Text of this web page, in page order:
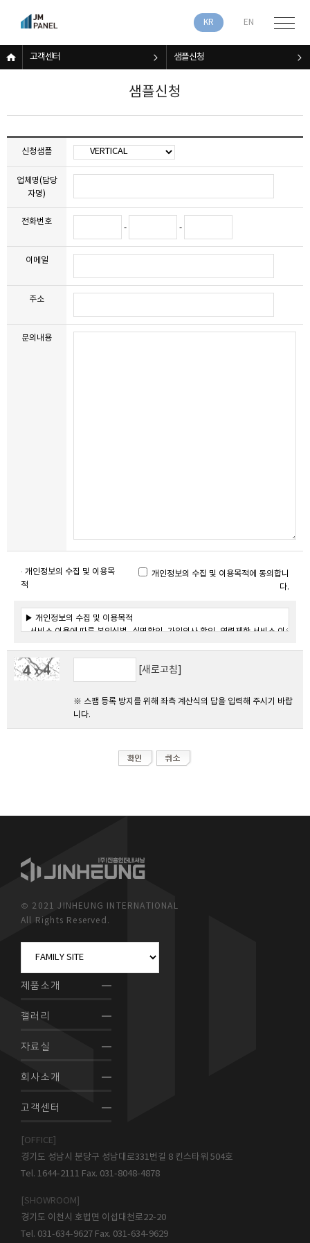
KR EN
고객센터 샘플신청
샘플신청
신청샘플
업체명(담당
자명)
전화번호
- -
이메일
주소
문의내용
· 개인정보의 수집 및 이용목
적
개인정보의 수집 및 이용목적에 동의합니
다.
[새로고침]
※ 스팸 등록 방지를 위해 좌측 계산식의 답을 입력해 주시기 바랍
니다.
© 2021 JINHEUNG INTERNATIONAL
All Rights Reserved.
제품소개
갤러리
자료실
회사소개
고객센터
[OFFICE]
경기도 성남시 분당구 성남대로331번길 8 킨스타워 504호
Tel. 1644-2111 Fax. 031-8048-4878
[SHOWROOM]
경기도 이천시 호법면 이섭대천로22-20
Tel. 031-634-9627 Fax. 031-634-9629